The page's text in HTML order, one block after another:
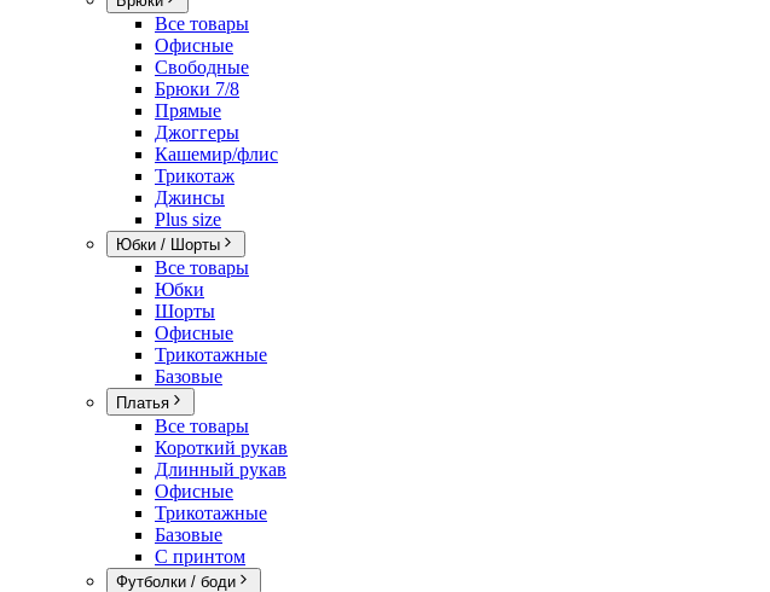
Все товары
Офисные
Свободные
Брюки 7/8
Прямые
Джоггеры
Кашемир/флис
Трикотаж
Джинсы
Plus size
Юбки / Шорты
Все товары
Юбки
Шорты
Офисные
Трикотажные
Базовые
Платья
Все товары
Короткий рукав
Длинный рукав
Офисные
Трикотажные
Базовые
С принтом
Футболки / боди